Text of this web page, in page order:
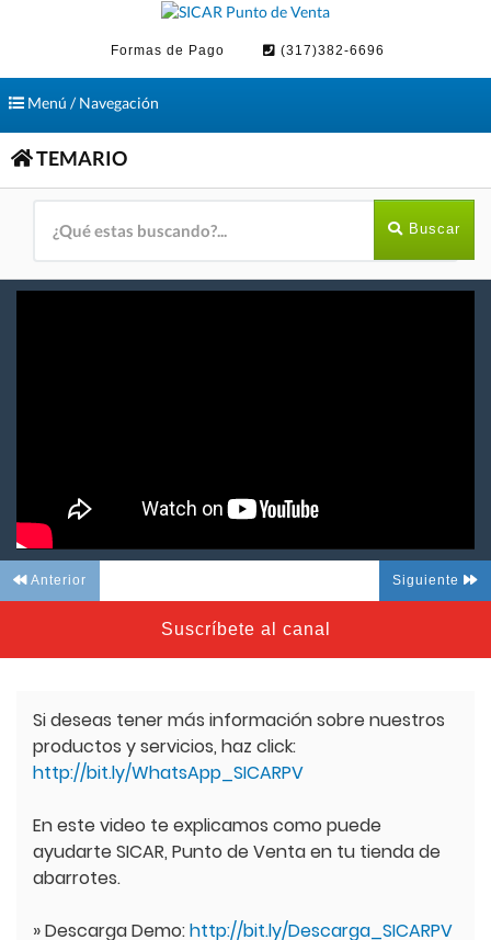
Formas de Pago (317)382-6696
ToggleMenú / Navegación
TEMARIO
Buscar
Anterior Siguiente
Suscríbete al canal
Si deseas tener más información sobre nuestros
productos y servicios, haz click:
http://bit.ly/WhatsApp_SICARPV
En este video te explicamos como puede
ayudarte SICAR, Punto de Venta en tu tienda de
abarrotes.
» Descarga Demo:http://bit.ly/Descarga_SICARPV